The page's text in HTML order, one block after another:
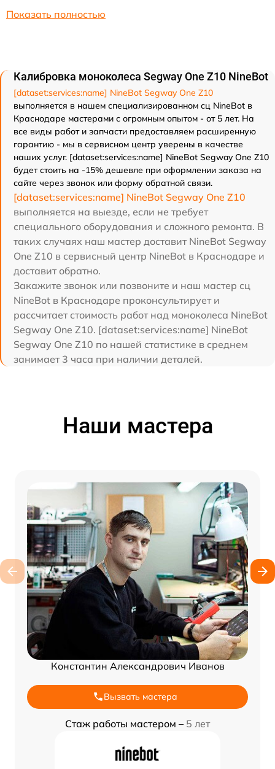
Показать полностью
Калибровка моноколеса Segway One Z10 NineBot
[dataset:services:name] NineBot Segway One Z10
выполняется в нашем специализированном сц NineBot в
Краснодаре мастерами с огромным опытом - от 5 лет. На
все виды работ и запчасти предоставляем расширенную
гарантию - мы в сервисном центр уверены в качестве
наших услуг. [dataset:services:name] NineBot Segway One Z10
будет стоить на -15% дешевле при оформлении заказа на
сайте через звонок или форму обратной связи.
[dataset:services:name] NineBot Segway One Z10
выполняется на выезде, если не требует
специального оборудования и сложного ремонта. В
таких случаях наш мастер доставит NineBot Segway
One Z10 в сервисный центр NineBot в Краснодаре и
доставит обратно.
Закажите звонок или позвоните и наш мастер сц
NineBot в Краснодаре проконсультирует и
рассчитает стоимость работ над моноколеса NineBot
Segway One Z10. [dataset:services:name] NineBot
Segway One Z10 по нашей статистике в среднем
занимает 3 часа при наличии деталей.
Наши мастера
Константин Александрович Иванов
Вызвать мастера
Стаж работы мастером – 5 лет